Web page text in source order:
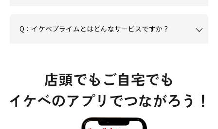
Q：イケベプライムとはどんなサービスですか？